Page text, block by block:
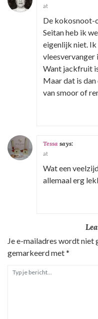
at
De kokosnoot-
Seitan heb ik
eigenlijk niet.
vleesvervanger
Want jackfruit
Maar dat is
van smoor of
Tessa says:
at
Wat een
allemaal erg
Je e-mailadres wordt niet
gemarkeerd met*